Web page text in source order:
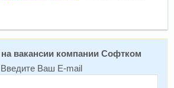
вакансии компании Софтком
Введите Ваш E-mail